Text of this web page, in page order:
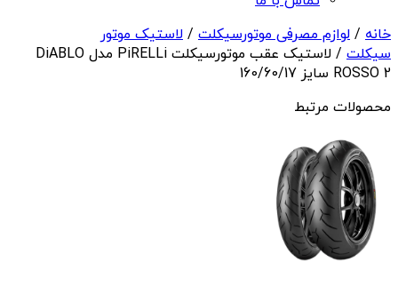
خانه / لوازم مصرفی موتورسیکلت / لاستیک موتور
سیکلت
/ لاستیک عقب موتورسیکلت PiRELLi مدل DiABLO
ROSSO 2 سایز 160/60/17
محصولات مرتبط